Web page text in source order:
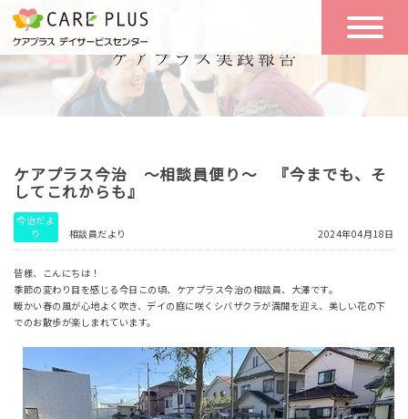
こんな方に
おすすめ
一日の流れ
一日体験
空き状況
実践報告
リクルート
お問い合わせ
体験希望
ケアプラス今治 ～相談員便り～ 『今までも、そ
してこれからも』
今治だよ
り
相談員だより 2024年04月18日
皆様、こんにちは！
季節の変わり目を感じる今日この頃、ケアプラス今治の相談員、大澤です。
暖かい春の風が心地よく吹き、デイの庭に咲くシバザクラが満開を迎え、美しい花の下
でのお散歩が楽しまれています。